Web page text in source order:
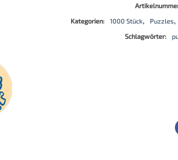
Kategorien:
1000 Stück, Puzzles,
Schlagwörter: